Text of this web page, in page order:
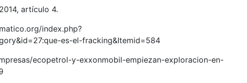
artículo 4.
index.php?
es-el-fracking&Itemid=584
ecopetrol-y-exxonmobil-empiezan-exploracion-en-